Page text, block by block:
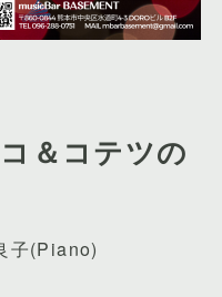
＆コテツの
子(Piano)